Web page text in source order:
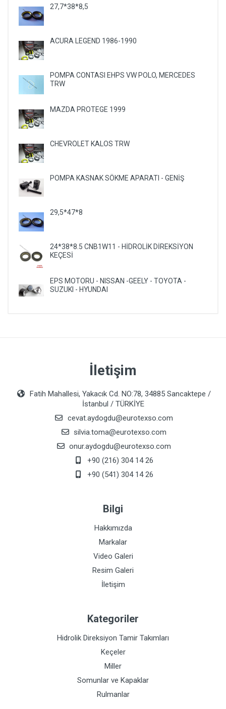
27,7*38*8,5
ACURA LEGEND 1986-1990
POMPA CONTASI EHPS VW POLO, MERCEDES
TRW
MAZDA PROTEGE 1999
CHEVROLET KALOS TRW
POMPA KASNAK SÖKME APARATI - GENİŞ
29,5*47*8
24*38*8.5 CNB1W11 - HİDROLİK DİREKSİYON
KEÇESİ
EPS MOTORU - NISSAN -GEELY - TOYOTA -
SUZUKI - HYUNDAI
İletişim
Fatih Mahallesi, Yakacık Cd. NO:78, 34885 Sancaktepe /
İstanbul / TÜRKİYE
cevat.aydogdu@eurotexso.com
silvia.toma@eurotexso.com
onur.aydogdu@eurotexso.com
+90 (216) 304 14 26
+90 (541) 304 14 26
Bilgi
Hakkımızda
Markalar
Video Galeri
Resim Galeri
İletişim
Kategoriler
Hidrolik Direksiyon Tamir Takımları
Keçeler
Miller
Somunlar ve Kapaklar
Rulmanlar